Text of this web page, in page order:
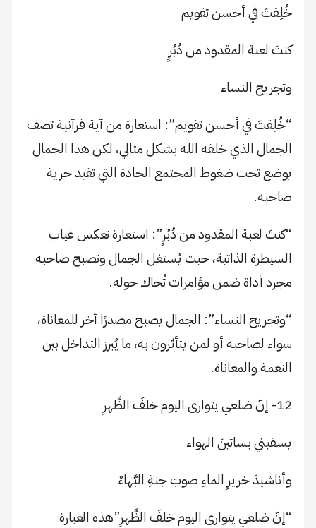
خُلِقتَ في أحسن تقويم
كنتَ لعبة المقدود من دُبُرٍ
وتجريح النساء
“خُلِقتَ في أحسن تقويم”: استعارة من آية قرآنية تصف
الجمال الذي خلقه الله بشكل مثالي، لكن هذا الجمال
يوضع تحت ضغوط المجتمع الحادة التي تقيد حرية
صاحبه.
“كنتَ لعبة المقدود من دُبُرٍ”: استعارة تعكس غياب
السيطرة الذاتية، حيث يُستغل الجمال وتصبح صاحبه
مجرد أداة ضمن مؤامرات تُحاك حوله.
“وتجريح النساء”: الجمال يصبح مصدرًا آخر للمعاناة،
سواء لصاحبه أو لمن يتأثرون به، ما يُبرز التداخل بين
النعمة والمعاناة.
12- إنّ ضلعي يتوارى اليوم خلفَ الظَّهرِ
يسقيني بساتينَ الهواء
وأناشيدَ خريرِ الماءِ صوبَ جنةِ البَّهاءْ
“إنّ ضلعي يتوارى اليوم خلفَ الظَّهرِ”هذه العبارة